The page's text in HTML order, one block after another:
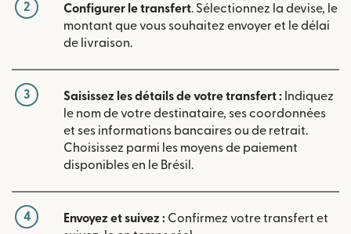
2 Configurer le transfert. Sélectionnez la devise, le
montant que vous souhaitez envoyer et le délai
de livraison.
3 Saisissez les détails de votre transfert : Indiquez
le nom de votre destinataire, ses coordonnées
et ses informations bancaires ou de retrait.
Choisissez parmi les moyens de paiement
disponibles en le Brésil.
4 Envoyez et suivez : Confirmez votre transfert et